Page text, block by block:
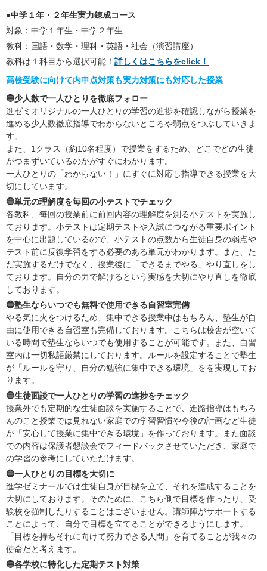
●中学１年・２年生実力錬成コース
対象：中学１年生・中学２年生
教科：国語・数学・理科・英語・社会（演習講座）
教科は１科目から選択可能！ 詳しくはこちらをclick！
高校受験に向けて内申点対策も実力対策にも対応した授業
🔵少人数で一人ひとりを徹底フォロー
進ゼミオリジナルの一人ひとりの学習の進捗を確認しながら授業を
進める少人数徹底指導でわからないところや弱点をつぶしていきま
す。
また、1クラス（約10名程度）で授業をするため、どこでどの生徒
がつまずいているのかがすぐにわかります。
一人ひとりの「わからない！」にすぐに対応し指導できる授業を大
切にしています。
🔵単元の理解度を毎回の小テストでチェック
各教科、毎回の授業前に前回内容の理解度を測る小テストを実施し
ております。小テストは定期テストや入試につながる重要ポイント
を中心に出題しているので、小テストの点数から生徒自身の弱点や
テスト前に反復学習をする必要のある単元がわかります。また、た
だ実施するだけでなく、授業後に「できるまでやる」やり直しをし
ております。自分の力で解けるという実感を大切にやり直しを徹底
しております。
🔵塾生ならいつでも無料で使用できる自習室完備
やる気に火をつけるため、集中できる授業中はもちろん、塾生が自
由に使用できる自習室も完備しております。こちらは校舎が空いて
いる時間で塾生ならいつでも使用することが可能です。また、自習
室内は一切私語厳禁にしております。ルールを設定することで塾生
が「ルールを守り、自分の勉強に集中できる環境」をを実現してお
ります。
🔵生徒面談で一人ひとりの学習の進捗をチェック
授業外でも定期的な生徒面談を実施することで、進路指導はもちろ
んのこと授業では見れない家庭での学習習慣や今後の計画など生徒
が「安心して授業に集中できる環境」を作っております。また面談
での内容は保護者懇談会でフィードバックさせていただき、家庭で
の学習の参考にしていただけます。
🔵一人ひとりの目標を大切に
進学ゼミナールでは生徒自身が目標を立て、それを達成することを
大切にしております。そのために、こちら側で目標を作ったり、受
験校を強制したりすることはございません。講師陣がサポートする
ことによって、自分で目標を立てることができるようにします。
「目標を持ちそれに向けて努力できる人間」を育てることが我々の
使命だと考えます。
🔵各学校に特化した定期テスト対策